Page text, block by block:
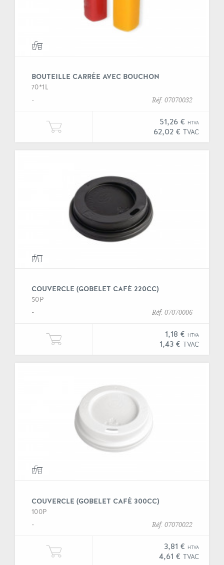
BOUTEILLE CARRÉE AVEC BOUCHON
70*1L
-
Réf. 07070032
51,26 € HTVA
62,02 €TVAC
Ajouter une unité de "Bouteille
COUVERCLE (GOBELET CAFÉ 220CC)
50P
-
Réf. 07070006
1,18 € HTVA
1,43 €TVAC
Ajouter une unité de "Couvercle
COUVERCLE (GOBELET CAFÉ 300CC)
100P
-
Réf. 07070022
3,81 € HTVA
4,61 €TVAC
Ajouter une unité de "Couvercle